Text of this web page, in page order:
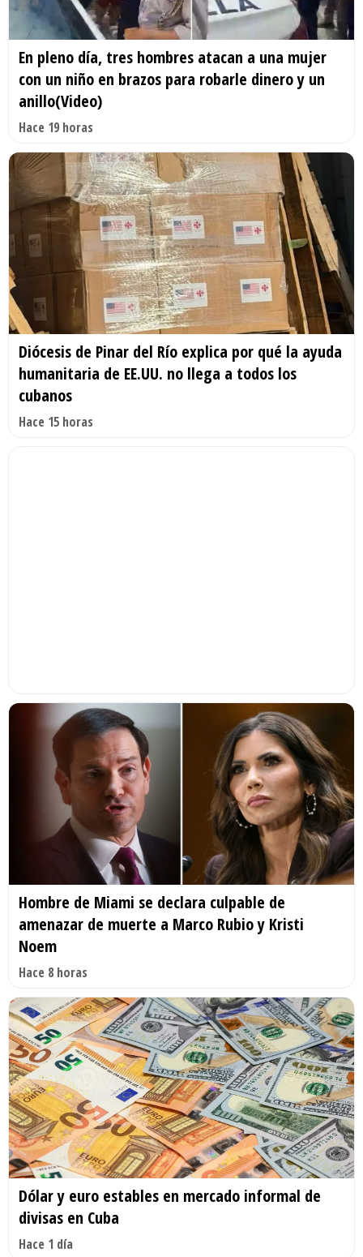
En pleno día, tres hombres atacan a una mujer
con un niño en brazos para robarle dinero y un
anillo(Video)
Hace 19 horas
Diócesis de Pinar del Río explica por qué la ayuda
humanitaria de EE.UU. no llega a todos los
cubanos
Hace 15 horas
Hombre de Miami se declara culpable de
amenazar de muerte a Marco Rubio y Kristi
Noem
Hace 8 horas
Dólar y euro estables en mercado informal de
divisas en Cuba
Hace 1 día